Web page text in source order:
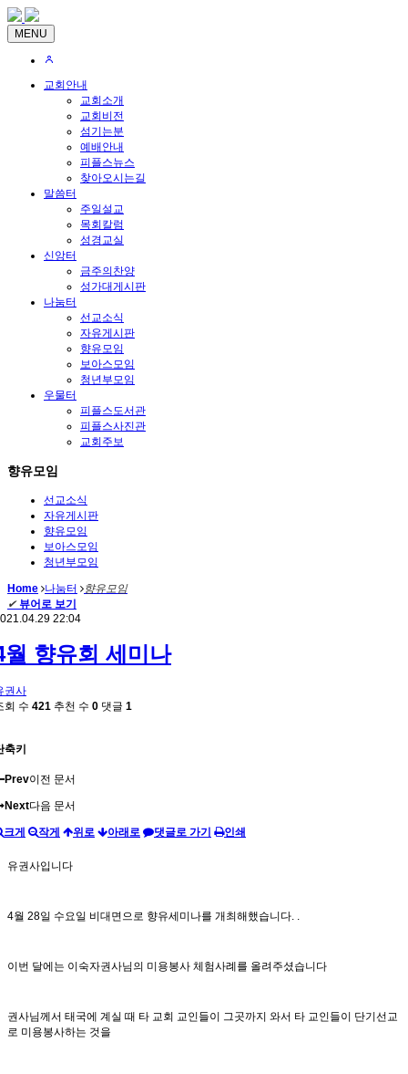
MENU
교회안내
교회소개
교회비전
섬기는분
예배안내
피플스뉴스
찾아오시는길
말씀터
주일설교
목회칼럼
성경교실
신앙터
금주의찬양
성가대게시판
나눔터
선교소식
자유게시판
향유모임
보아스모임
청년부모임
우물터
피플스도서관
피플스사진관
교회주보
향유모임
선교소식
자유게시판
향유모임
보아스모임
청년부모임
Home 나눔터
향유모임
✔ 뷰어로 보기
22:04
월 향유회 세미나
권사
회 수 421 추천 수 0 댓글 1
축키
Prev이전 문서
Next다음 문서
크게 작게 위로 아래로 댓글로 가기 인쇄
유권사입니다
4월 28일 수요일 비대면으로 향유세미나를 개최해했습니다. .
이번 달에는 이숙자권사님의 미용봉사 체험사례를 올려주셨습니다
권사님께서 태국에 계실 때 타 교회 교인들이 그곳까지 와서 타 교인들이 단기선교
로 미용봉사하는 것을